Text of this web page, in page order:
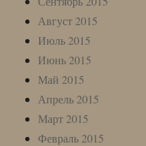
Август 2015
Июль 2015
Июнь 2015
Май 2015
Апрель 2015
Март 2015
Февраль 2015